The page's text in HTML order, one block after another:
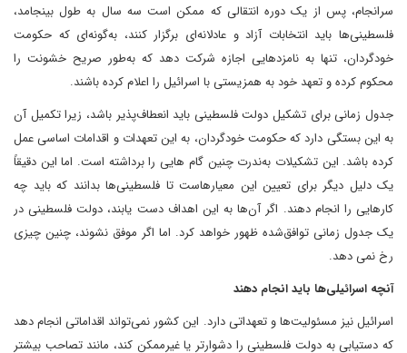
سرانجام، پس از یک دوره انتقالی که ممکن است سه سال به طول بینجامد،
فلسطینی‌ها باید انتخابات آزاد و عادلانه‌ای برگزار کنند، به‌گونه‌ای که حکومت
خودگردان، تنها به نامزدهایی اجازه شرکت دهد که به‌طور صریح خشونت را
محکوم کرده و تعهد خود به همزیستی با اسرائیل را اعلام کرده باشند.
جدول زمانی برای تشکیل دولت فلسطینی باید انعطاف‌پذیر باشد، زیرا تکمیل آن
به این بستگی دارد که حکومت خودگردان، به این تعهدات و اقدامات اساسی عمل
کرده باشد. این تشکیلات به‌ندرت چنین گام هایی را برداشته است. اما این دقیقاً
یک دلیل دیگر برای تعیین این معیارهاست تا فلسطینی‌ها بدانند که باید چه
کارهایی را انجام دهند. اگر آن‌ها به این اهداف دست یابند، دولت فلسطینی در
یک جدول زمانی توافق‌شده ظهور خواهد کرد. اما اگر موفق نشوند، چنین چیزی
رخ نمی دهد.
آنچه اسرائیلی‌ها باید انجام دهند
اسرائیل نیز مسئولیت‌ها و تعهداتی دارد. این کشور نمی‌تواند اقداماتی انجام دهد
که دستیابی به دولت فلسطینی را دشوارتر یا غیرممکن کند، مانند تصاحب بیشتر